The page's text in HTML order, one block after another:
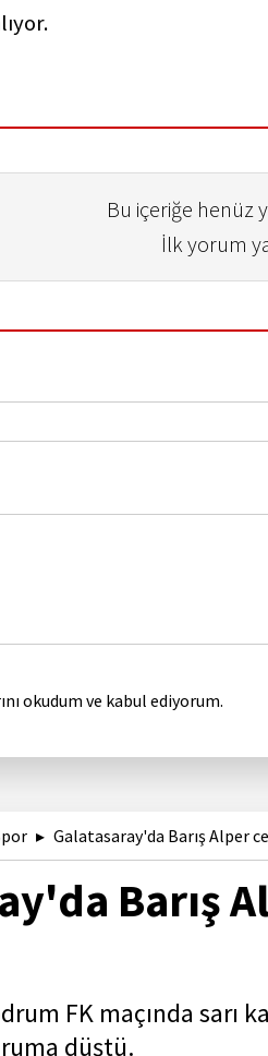
Bu içeriğe henüz
İlk yorum
okudum ve kabul ediyorum.
Galatasaray'da Barış Alper
Barış
FK maçında sarı
düştü.